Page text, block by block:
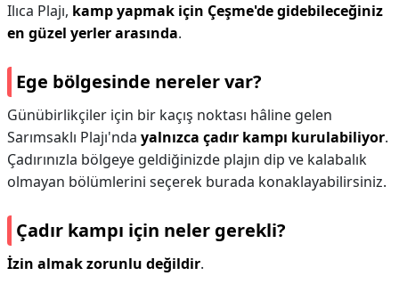
Ilıca Plajı, kamp yapmak için Çeşme'de gidebileceğiniz
en güzel yerler arasında.
Ege bölgesinde nereler var?
Günübirlikçiler için bir kaçış noktası hâline gelen
Sarımsaklı Plajı'nda yalnızca çadır kampı kurulabiliyor.
Çadırınızla bölgeye geldiğinizde plajın dip ve kalabalık
olmayan bölümlerini seçerek burada konaklayabilirsiniz.
Çadır kampı için neler gerekli?
İzin almak zorunlu değildir.